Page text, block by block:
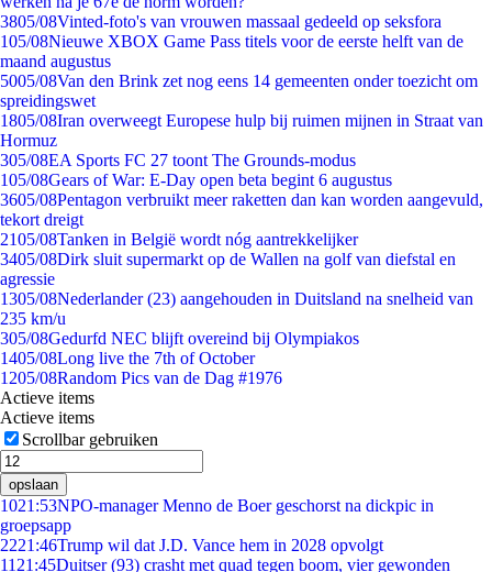
3805/08Vinted-foto's van vrouwen massaal gedeeld op seksfora
105/08Nieuwe XBOX Game Pass titels voor de eerste helft van de
maand augustus
5005/08Van den Brink zet nog eens 14 gemeenten onder toezicht om
spreidingswet
1805/08Iran overweegt Europese hulp bij ruimen mijnen in Straat van
Hormuz
305/08EA Sports FC 27 toont The Grounds-modus
105/08Gears of War: E-Day open beta begint 6 augustus
3605/08Pentagon verbruikt meer raketten dan kan worden aangevuld,
tekort dreigt
2105/08Tanken in België wordt nóg aantrekkelijker
3405/08Dirk sluit supermarkt op de Wallen na golf van diefstal en
agressie
1305/08Nederlander (23) aangehouden in Duitsland na snelheid van
235 km/u
305/08Gedurfd NEC blijft overeind bij Olympiakos
1405/08Long live the 7th of October
1205/08Random Pics van de Dag #1976
Actieve items
Actieve items
Scrollbar gebruiken
opslaan
1021:53NPO-manager Menno de Boer geschorst na dickpic in
groepsapp
2221:46Trump wil dat J.D. Vance hem in 2028 opvolgt
11 21:45Duitser (93) crasht met quad tegen boom, vier gewonden